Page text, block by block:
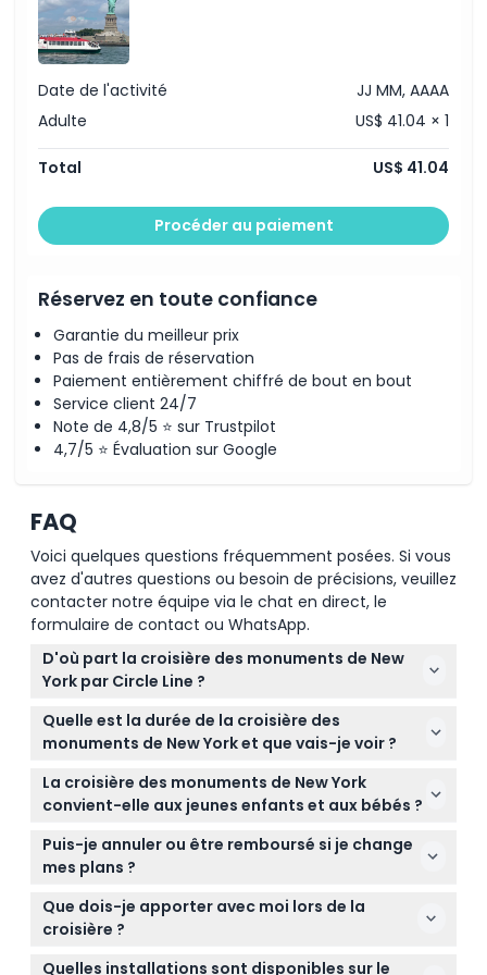
Points forts
Inclus
Politique enfant/adulte
Emplacement
Comment s'y rendre
Conditions
Politique d'annulation
Date de l'activité
JJ MM, AAAA
Adulte
US$ 41.04 × 1
Total US$ 41.04
Procéder au paiement
Réservez en toute confiance
Garantie du meilleur prix
Pas de frais de réservation
Paiement entièrement chiffré de bout en bout
Service client 24/7
Note de 4,8/5 ⭐ sur Trustpilot
4,7/5 ⭐ Évaluation sur Google
FAQ
Voici quelques questions fréquemment posées. Si vous
avez d'autres questions ou besoin de précisions, veuillez
contacter notre équipe via le chat en direct, le
formulaire de contact ou WhatsApp.
D'où part la croisière des monuments de New
York par Circle Line ?
La croisière part du quai 83 à Midtown Manhattan.
Assurez-vous d'arriver 30 à 45 minutes à l'avance
pour l'échange du bon et l'embarquement.
Quelle est la durée de la croisière des
monuments de New York et que vais-je voir ?
La croisière dure 90 minutes et offre des vues
panoramiques de la Statue de la Liberté, de l'île Ellis,
du pont de Brooklyn, de l'Empire State Building, et
plus encore, le tout depuis l'eau.
La croisière des monuments de New York
convient-elle aux jeunes enfants et aux bébés ?
Les enfants de 0 à 2 ans peuvent voyager
gratuitement mais doivent avoir un billet pour bébé
disponible à la billetterie. Les enfants de 13 ans et
plus paient le tarif adulte.
Puis-je annuler ou être remboursé si je change
mes plans ?
Les billets ne sont pas remboursables et ne
peuvent en aucun cas être annulés, veuillez donc
Que dois-je apporter avec moi lors de la
croisière ?
Apportez vos nécessités personnelles comme des
Quelles installations sont disponibles sur le